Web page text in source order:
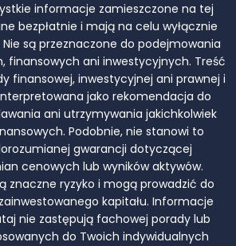
informacje zamieszczone na tej
bezpłatnie i mają na celu wyłącznie
są przeznaczone do podejmowania
finansowych ani inwestycyjnych. Treść
finansowej, inwestycyjnej ani prawnej i
jako rekomendacja do
ani utrzymywania jakichkolwiek
Podobnie, nie stanowi to
gwarancji dotyczącej
cenowych lub wyników aktywów.
znaczne ryzyko i mogą prowadzić do
kapitału. Informacje
nie zastępują fachowej porady lub
do Twoich indywidualnych